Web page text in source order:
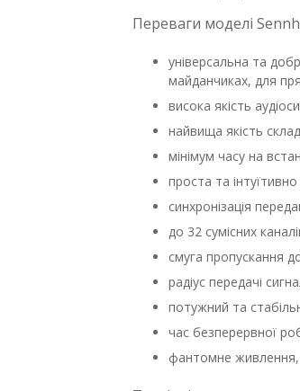
Переваги моделі
універсальна та
майданчиках, для
висока якість
найвища якість
мінімум часу на
проста та
синхронізація
до 32 сумісних
смуга пропускання
радіус передачі
потужний та
час безперервної
фантомне